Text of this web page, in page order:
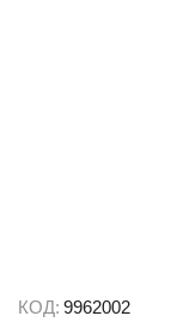
КОД: 9962002